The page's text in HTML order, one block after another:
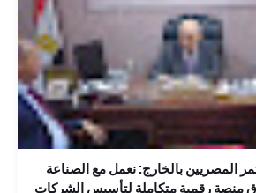
المصريين بالخارج: نعمل مع الصناعة
منصة رقمية متكاملة لتأسيس الشركات